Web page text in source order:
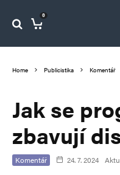
0
Home Publicistika Komentář
Jak se
zbavují
Komentář 24. 7. 2024